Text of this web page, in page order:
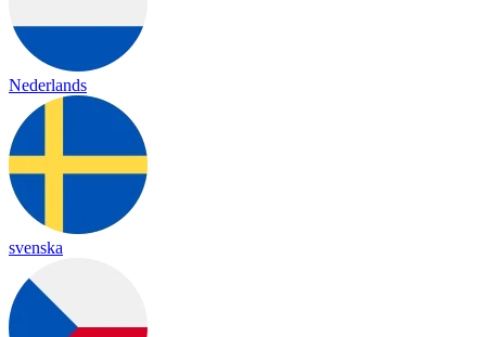
Nederlands
svenska